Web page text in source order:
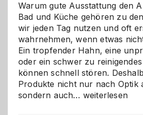
Warum gute Ausstattung den
Bad und Küche gehören zu
wir jeden Tag nutzen und oft
wahrnehmen, wenn etwas
Ein tropfender Hahn, eine
oder ein schwer zu
können schnell stören.
Produkte nicht nur nach Optik
sondern auch… Bad
weiterlesen